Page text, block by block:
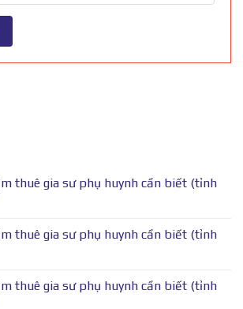
thuê gia sư phụ huynh cần biết (tỉnh
thuê gia sư phụ huynh cần biết (tỉnh
thuê gia sư phụ huynh cần biết (tỉnh